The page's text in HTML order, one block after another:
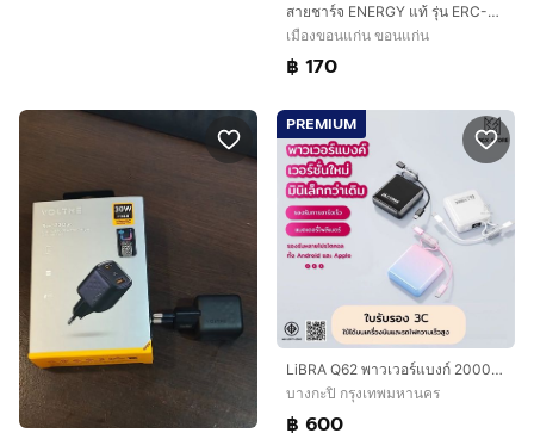
สายชาร์จ ENERGY แท้ รุ่น ERC-PD 30w Nylon Braided cable power up fast with PD type c to lighting
เมืองขอนแก่น ขอนแก่น
฿ 170
PREMIUM
LiBRA Q62 พาวเวอร์แบงก์ 20000mAh Fast Charge 66W เพาเวอร์แบงค์ชาร์จเร็ว มินิขนาดเล็ก พกพาง่าย อึด
บางกะปิ กรุงเทพมหานคร
฿ 600